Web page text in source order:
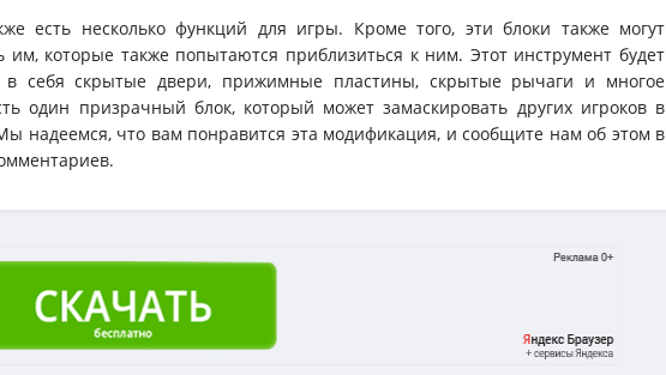
есть несколько функций для игры. Кроме того, эти блоки также могут
им, которые также попытаются приблизиться к ним. Этот инструмент будет
в себя скрытые двери, прижимные пластины, скрытые рычаги и многое
один призрачный блок, который может замаскировать других игроков в
надеемся, что вам понравится эта модификация, и сообщите нам об этом в